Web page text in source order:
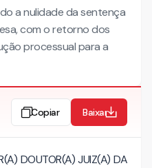
a nulidade da sentença
com o retorno dos
processual para a
Copiar Baixar
DOUTOR(A) JUIZ(A) DA